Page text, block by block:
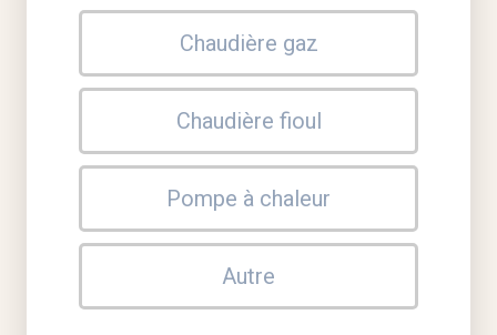
Chaudière gaz
Chaudière fioul
Pompe à chaleur
Autre